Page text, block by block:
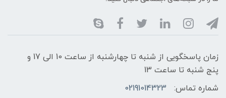
زمان پاسخگویی از شنبه تا چهارشنبه از ساعت 10 الی 17 و
پنج شنبه تا ساعت 13
شماره تماس:
02191014323